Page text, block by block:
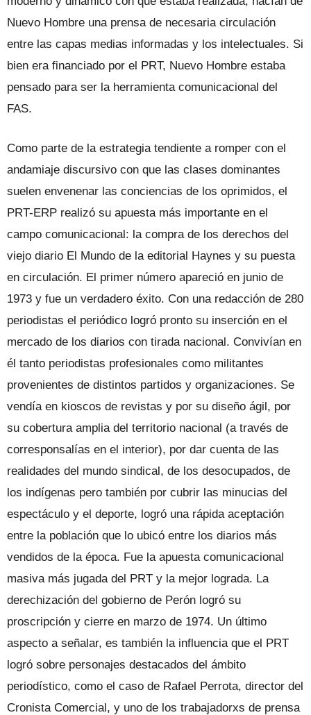
Nuevo Hombre una prensa de necesaria circulación
entre las capas medias informadas y los intelectuales. Si
bien era financiado por el PRT, Nuevo Hombre estaba
pensado para ser la herramienta comunicacional del
FAS.
Como parte de la estrategia tendiente a romper con el
andamiaje discursivo con que las clases dominantes
suelen envenenar las conciencias de los oprimidos, el
PRT-ERP realizó su apuesta más importante en el
campo comunicacional: la compra de los derechos del
viejo diario El Mundo de la editorial Haynes y su puesta
en circulación. El primer número apareció en junio de
1973 y fue un verdadero éxito. Con una redacción de 280
periodistas el periódico logró pronto su inserción en el
mercado de los diarios con tirada nacional. Convivían en
él tanto periodistas profesionales como militantes
provenientes de distintos partidos y organizaciones. Se
vendía en kioscos de revistas y por su diseño ágil, por
su cobertura amplia del territorio nacional (a través de
corresponsalías en el interior), por dar cuenta de las
realidades del mundo sindical, de los desocupados, de
los indígenas pero también por cubrir las minucias del
espectáculo y el deporte, logró una rápida aceptación
entre la población que lo ubicó entre los diarios más
vendidos de la época. Fue la apuesta comunicacional
masiva más jugada del PRT y la mejor lograda. La
derechización del gobierno de Perón logró su
proscripción y cierre en marzo de 1974. Un último
aspecto a señalar, es también la influencia que el PRT
logró sobre personajes destacados del ámbito
periodístico, como el caso de Rafael Perrota, director del
Cronista Comercial, y uno de los trabajadorxs de prensa